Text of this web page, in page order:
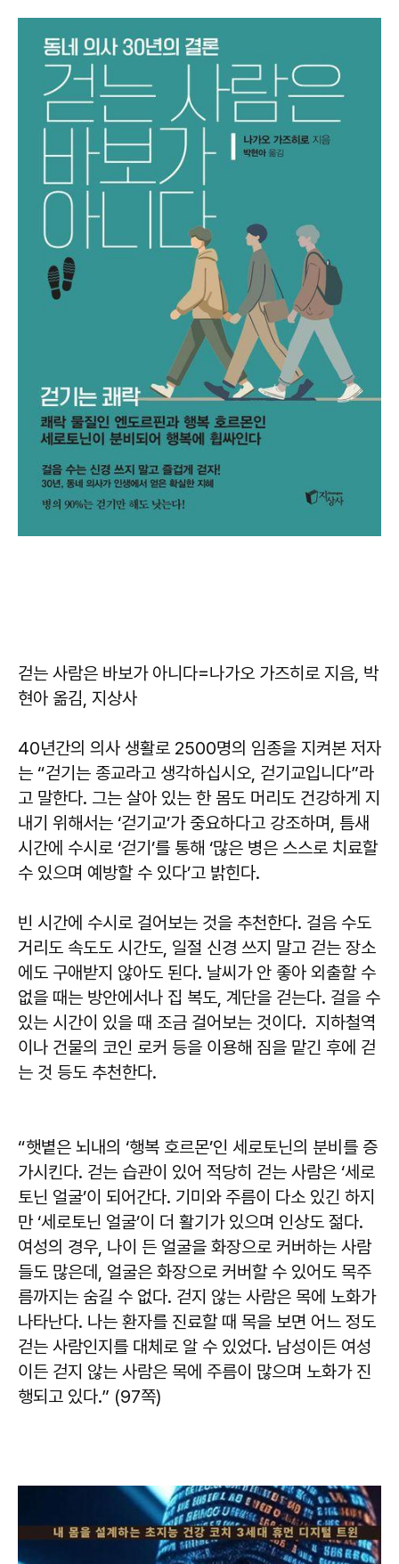
걷는 사람은 바보가 아니다=나가오 가즈히로 지음, 박
현아 옮김, 지상사
40년간의 의사 생활로 2500명의 임종을 지켜본 저자
는 “걷기는 종교라고 생각하십시오, 걷기교입니다”라
고 말한다. 그는 살아 있는 한 몸도 머리도 건강하게 지
내기 위해서는 ‘걷기교’가 중요하다고 강조하며, 틈새
시간에 수시로 ‘걷기’를 통해 ‘많은 병은 스스로 치료할
수 있으며 예방할 수 있다’고 밝힌다.
빈 시간에 수시로 걸어보는 것을 추천한다. 걸음 수도
거리도 속도도 시간도, 일절 신경 쓰지 말고 걷는 장소
에도 구애받지 않아도 된다. 날씨가 안 좋아 외출할 수
없을 때는 방안에서나 집 복도, 계단을 걷는다. 걸을 수
있는 시간이 있을 때 조금 걸어보는 것이다. 지하철역
이나 건물의 코인 로커 등을 이용해 짐을 맡긴 후에 걷
는 것 등도 추천한다.
“햇볕은 뇌내의 ‘행복 호르몬’인 세로토닌의 분비를 증
가시킨다. 걷는 습관이 있어 적당히 걷는 사람은 ‘세로
토닌 얼굴’이 되어간다. 기미와 주름이 다소 있긴 하지
만 ‘세로토닌 얼굴’이 더 활기가 있으며 인상도 젊다.
여성의 경우, 나이 든 얼굴을 화장으로 커버하는 사람
들도 많은데, 얼굴은 화장으로 커버할 수 있어도 목주
름까지는 숨길 수 없다. 걷지 않는 사람은 목에 노화가
나타난다. 나는 환자를 진료할 때 목을 보면 어느 정도
걷는 사람인지를 대체로 알 수 있었다. 남성이든 여성
이든 걷지 않는 사람은 목에 주름이 많으며 노화가 진
행되고 있다.” (97쪽)